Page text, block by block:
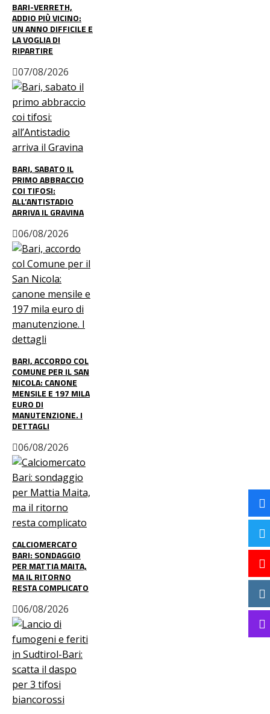
BARI-VERRETH,
ADDIO PIÙ VICINO:
UN ANNO DIFFICILE E
LA VOGLIA DI
RIPARTIRE
07/08/2026
BARI, SABATO IL
PRIMO ABBRACCIO
COI TIFOSI:
ALL’ANTISTADIO
ARRIVA IL GRAVINA
06/08/2026
BARI, ACCORDO COL
COMUNE PER IL SAN
NICOLA: CANONE
MENSILE E 197 MILA
EURO DI
MANUTENZIONE. I
DETTAGLI
06/08/2026
CALCIOMERCATO
BARI: SONDAGGIO
PER MATTIA MAITA,
MA IL RITORNO
RESTA COMPLICATO
06/08/2026